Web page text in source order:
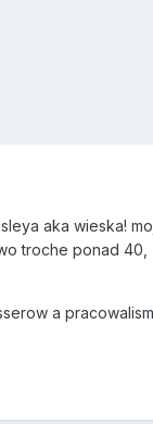
aka wieska!
troche ponad
a